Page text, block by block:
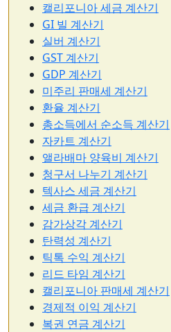
캘리포니아 세금 계산기
GI 빌 계산기
실버 계산기
GST 계산기
GDP 계산기
미주리 판매세 계산기
환율 계산기
총소득에서 순소득 계산기
자카트 계산기
앨라배마 양육비 계산기
청구서 나누기 계산기
텍사스 세금 계산기
세금 환급 계산기
감가상각 계산기
탄력성 계산기
틱톡 수익 계산기
리드 타임 계산기
캘리포니아 판매세 계산기
경제적 이익 계산기
복권 연금 계산기